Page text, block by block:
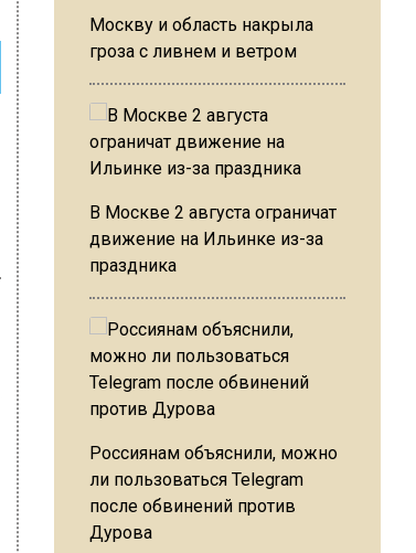
Москву и область накрыла
гроза с ливнем и ветром
В Москве 2 августа ограничат
движение на Ильинке из-за
праздника
Россиянам объяснили, можно
ли пользоваться Telegram
после обвинений против
Дурова